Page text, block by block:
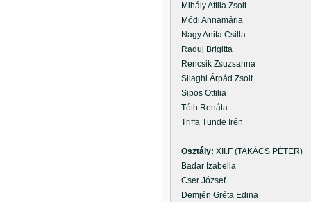
Mihály Attila Zsolt
Módi Annamária
Nagy Anita Csilla
Raduj Brigitta
Rencsik Zsuzsanna
Silaghi Árpád Zsolt
Sipos Ottilia
Tóth Renáta
Triffa Tünde Irén
Osztály: XII.F (TAKÁCS PÉTER)
Badar Izabella
Cser József
Demjén Gréta Edina